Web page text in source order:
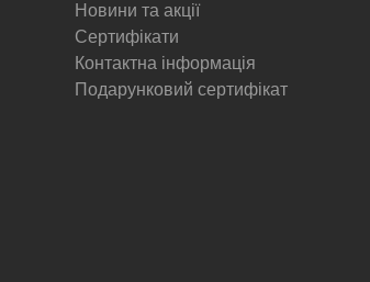
Новини та акції
Сертифікати
Контактна інформація
Подарунковий сертифікат